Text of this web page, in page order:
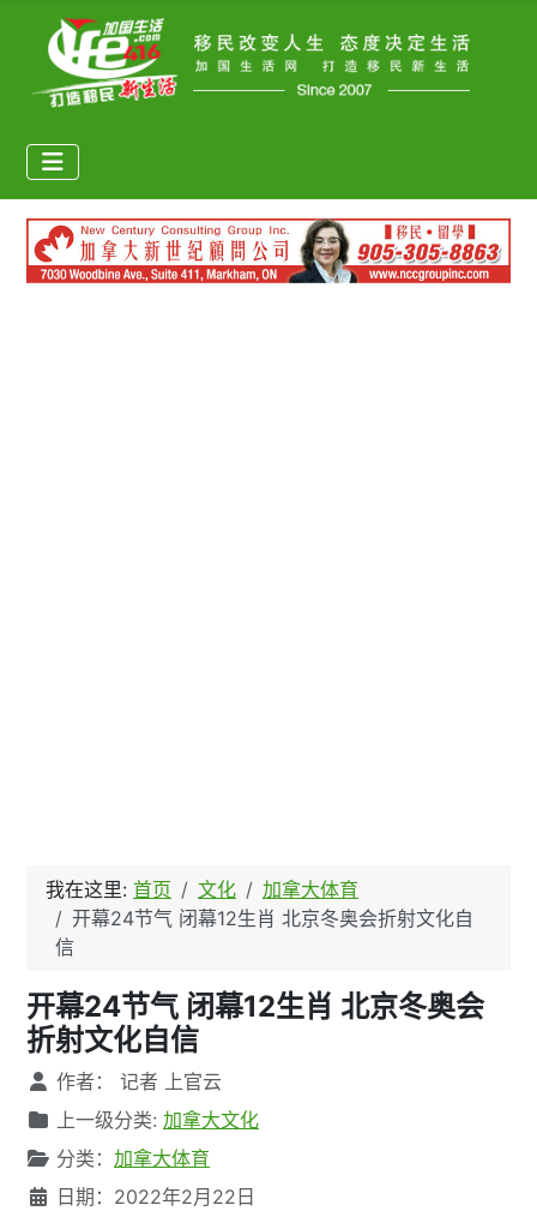
我在这里: 首页 文化
加拿大体育
开幕24节气 闭幕12生肖 北京冬奥会折射文化自
信
开幕24节气 闭幕12生肖 北京冬奥会
折射文化自信
文章信息
作者： 记者 上官云
上一级分类: 加拿大文化
分类： 加拿大体育
日期：2022年2月22日